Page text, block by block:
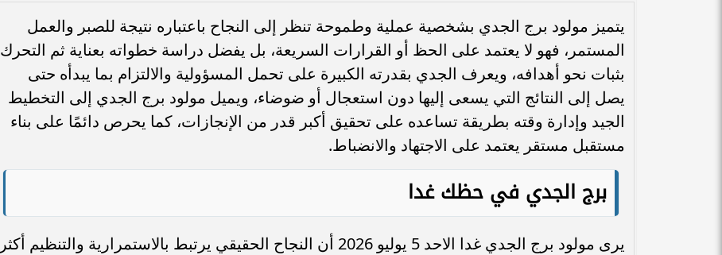
يتميز مولود برج الجدي بشخصية عملية وطموحة تنظر إلى النجاح باعتباره نتيجة للصبر والعمل
المستمر، فهو لا يعتمد على الحظ أو القرارات السريعة، بل يفضل دراسة خطواته بعناية ثم التحرك
بثبات نحو أهدافه، ويعرف الجدي بقدرته الكبيرة على تحمل المسؤولية والالتزام بما يبدأه حتى
يصل إلى النتائج التي يسعى إليها دون استعجال أو ضوضاء، ويميل مولود برج الجدي إلى التخطيط
الجيد وإدارة وقته بطريقة تساعده على تحقيق أكبر قدر من الإنجازات، كما يحرص دائمًا على بناء
مستقبل مستقر يعتمد على الاجتهاد والانضباط.
برج الجدي في حظك غدا
يرى مولود برج الجدي غدا الاحد 5 يوليو 2026 أن النجاح الحقيقي يرتبط بالاستمرارية والتنظيم أكثر